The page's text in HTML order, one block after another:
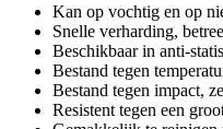
Kan op vochtig en op
Snelle verharding,
Beschikbaar in anti-
Bestand tegen
Bestand tegen impact,
Resistent tegen een